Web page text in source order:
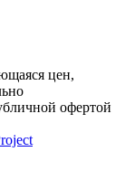
цен,
офертой